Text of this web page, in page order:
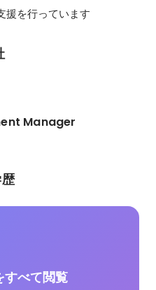
援を行っています
Manager
すべて閲覧